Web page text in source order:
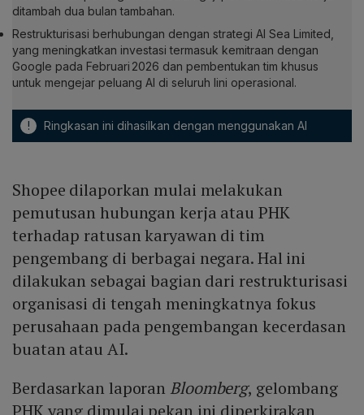
ditambah dua bulan tambahan.
Restrukturisasi berhubungan dengan strategi AI Sea Limited,
yang meningkatkan investasi termasuk kemitraan dengan
Google pada Februari 2026 dan pembentukan tim khusus
untuk mengejar peluang AI di seluruh lini operasional.
! Ringkasan ini dihasilkan dengan menggunakan AI
Shopee dilaporkan mulai melakukan
pemutusan hubungan kerja atau PHK
terhadap ratusan karyawan di tim
pengembang di berbagai negara. Hal ini
dilakukan sebagai bagian dari restrukturisasi
organisasi di tengah meningkatnya fokus
perusahaan pada pengembangan kecerdasan
buatan atau AI.
Berdasarkan laporan Bloomberg, gelombang